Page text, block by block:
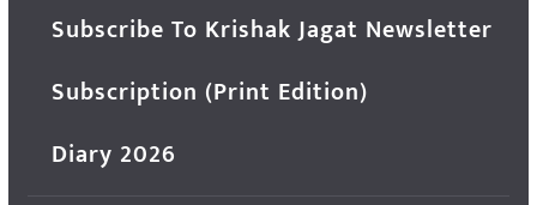
Subscribe To Krishak Jagat Newsletter
Subscription (Print Edition)
Diary 2026